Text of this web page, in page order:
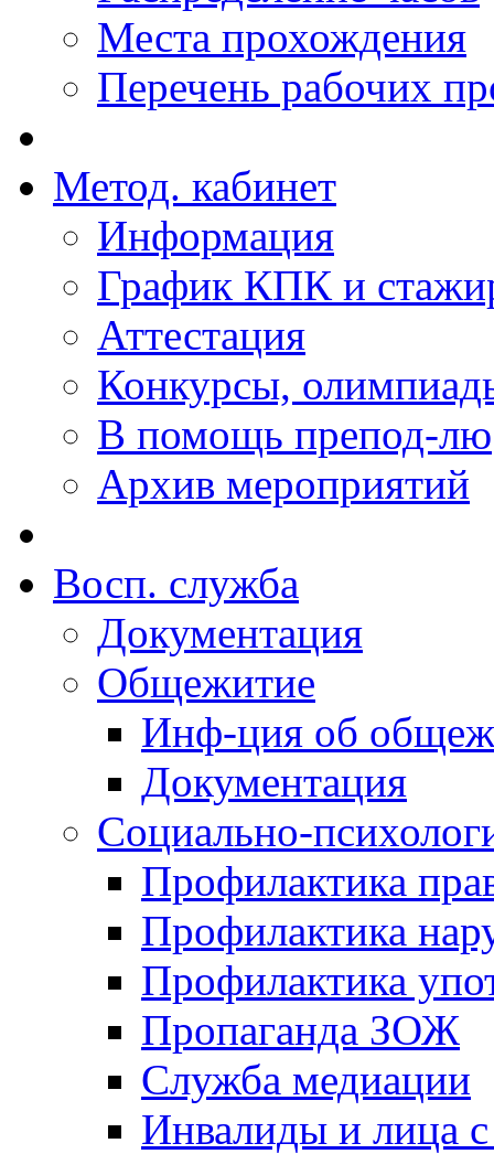
Места прохождения
Перечень рабочих
Метод. кабинет
Информация
График КПК и
Аттестация
Конкурсы,
В помощь препод-лю
Архив мероприятий
Восп. cлужба
Документация
Общежитие
Инф-ция об
Документация
Социально-
Профилактика
Профилактика
Профилактика
Пропаганда ЗОЖ
Служба медиации
Инвалиды и лица